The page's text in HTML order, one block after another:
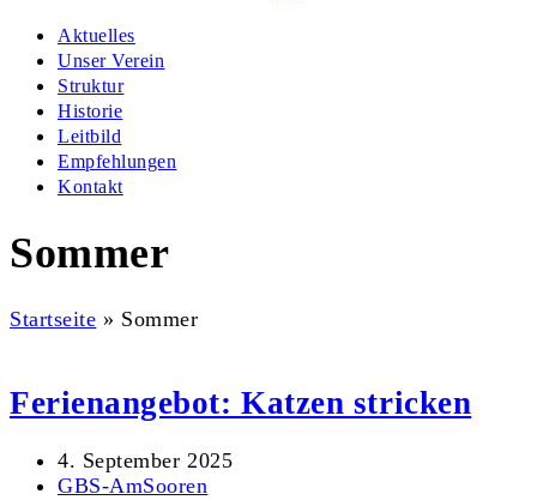
Aktuelles
Unser Verein
Struktur
Historie
Leitbild
Empfehlungen
Kontakt
Sommer
Startseite » Sommer
Ferienangebot: Katzen stricken
4. September 2025
GBS-AmSooren